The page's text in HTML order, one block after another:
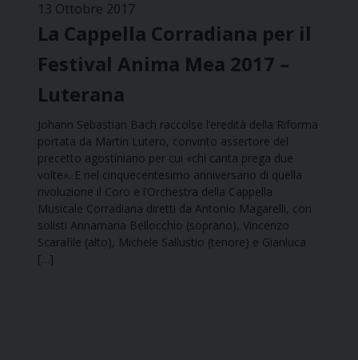
13 Ottobre 2017
La Cappella Corradiana per il
Festival Anima Mea 2017 –
Luterana
Johann Sebastian Bach raccolse l’eredità della Riforma
portata da Martin Lutero, convinto assertore del
precetto agostiniano per cui «chi canta prega due
volte». E nel cinquecentesimo anniversario di quella
rivoluzione il Coro e l’Orchestra della Cappella
Musicale Corradiana diretti da Antonio Magarelli, con
solisti Annamaria Bellocchio (soprano), Vincenzo
Scarafile (alto), Michele Sallustio (tenore) e Gianluca
[…]